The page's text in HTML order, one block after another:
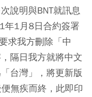
說明與BNT就訊息
年1月8日合約簽署
求我方刪除「中
隔日我方就將中文
台灣」，將更新版
無疾而終，此即印